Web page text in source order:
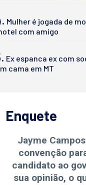
Mulher é jogada de
com amigo
Ex espanca ex com
cama em MT
Enquete
Jayme
convenção
candidato ao
sua opinião, o